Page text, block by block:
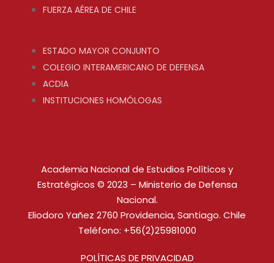
FUERZA AÉREA DE CHILE
ESTADO MAYOR CONJUNTO
COLEGIO INTERAMERICANO DE DEFENSA
ACDIA
INSTITUCIONES HOMÓLOGAS
Academia Nacional de Estudios Políticos y
Estratégicos © 2023 – Ministerio de Defensa
Nacional.
Eliodoro Yañez 2760 Providencia, Santiago. Chile
Teléfono: +56(2)25981000
POLÍTICAS DE PRIVACIDAD